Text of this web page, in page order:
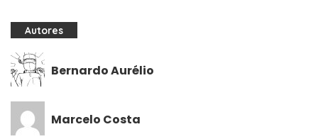
Autores
Bernardo Aurélio
Marcelo Costa